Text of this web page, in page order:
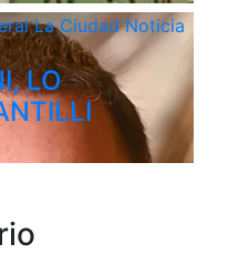
La CiudadNoticia
LO